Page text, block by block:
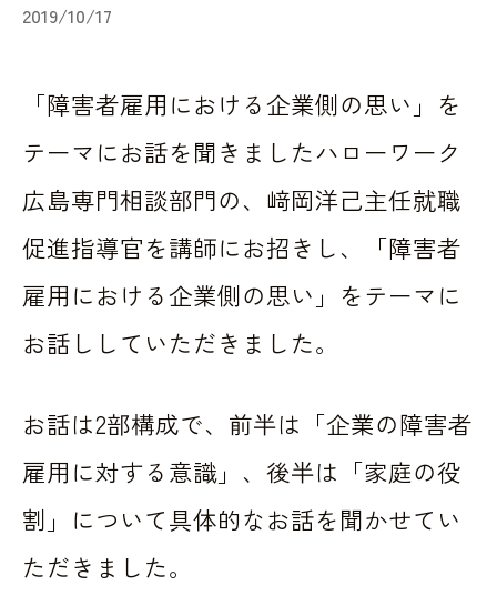
2019/10/17
「障害者雇用における企業側の思い」を
テーマにお話を聞きましたハローワーク
広島専門相談部門の、﨑岡洋己主任就職
促進指導官を講師にお招きし、「障害者
雇用における企業側の思い」をテーマに
お話ししていただきました。
お話は2部構成で、前半は「企業の障害者
雇用に対する意識」、後半は「家庭の役
割」について具体的なお話を聞かせてい
ただきました。